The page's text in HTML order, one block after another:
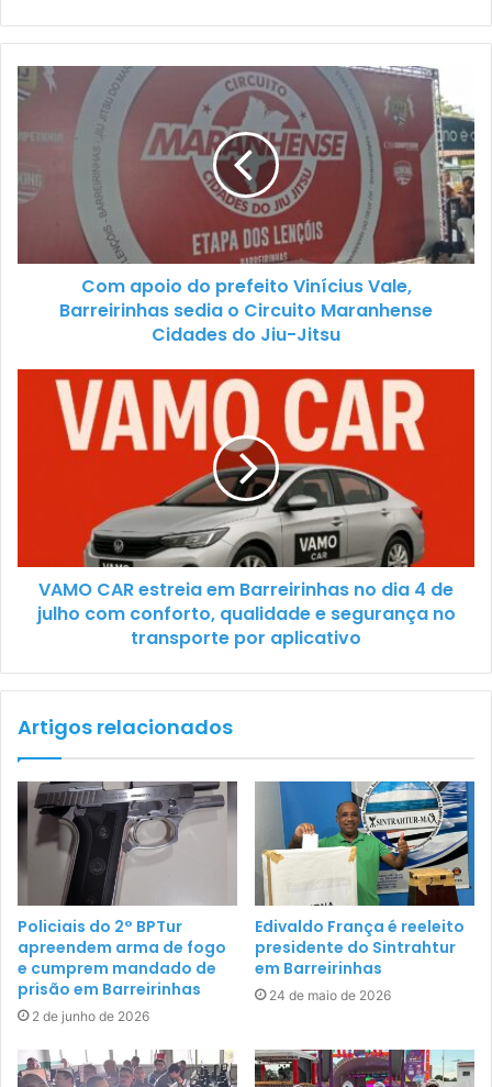
Com apoio do prefeito Vinícius Vale,
Barreirinhas sedia o Circuito Maranhense
Cidades do Jiu-Jitsu
VAMO CAR estreia em Barreirinhas no dia 4 de
julho com conforto, qualidade e segurança no
transporte por aplicativo
Artigos relacionados
Policiais do 2° BPTur
apreendem arma de fogo
e cumprem mandado de
prisão em Barreirinhas
2 de junho de 2026
Edivaldo França é reeleito
presidente do Sintrahtur
em Barreirinhas
24 de maio de 2026